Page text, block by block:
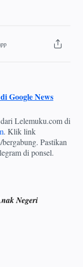
Google News
Lelemuku.com di
. Klik link
Pastikan
di ponsel.
Negeri